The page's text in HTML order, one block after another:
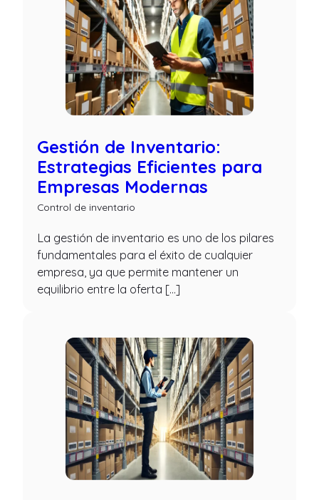
Gestión de Inventario:
Estrategias Eficientes para
Empresas Modernas
Control de inventario
La gestión de inventario es uno de los pilares
fundamentales para el éxito de cualquier
empresa, ya que permite mantener un
equilibrio entre la oferta […]